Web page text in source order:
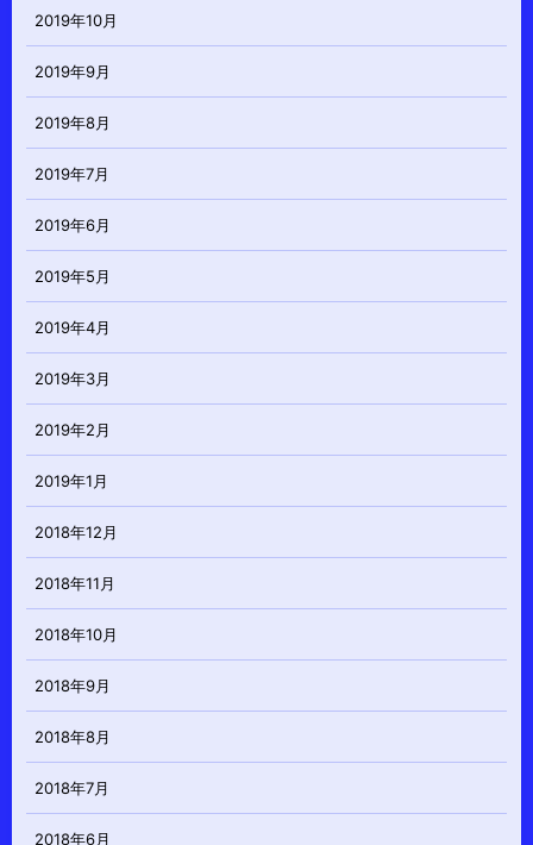
2019年10月
2019年9月
2019年8月
2019年7月
2019年6月
2019年5月
2019年4月
2019年3月
2019年2月
2019年1月
2018年12月
2018年11月
2018年10月
2018年9月
2018年8月
2018年7月
2018年6月